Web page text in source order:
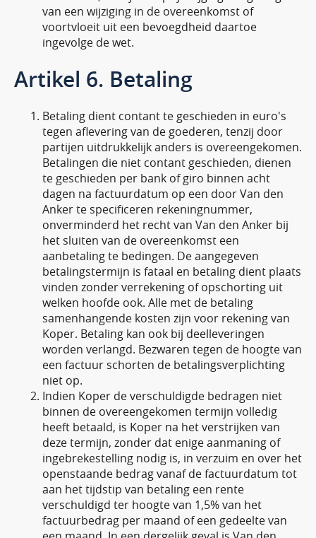
van een wijziging in de overeenkomst of
voortvloeit uit een bevoegdheid daartoe
ingevolge de wet.
Artikel 6. Betaling
Betaling dient contant te geschieden in euro's
tegen aflevering van de goederen, tenzij door
partijen uitdrukkelijk anders is overeengekomen.
Betalingen die niet contant geschieden, dienen
te geschieden per bank of giro binnen acht
dagen na factuurdatum op een door Van den
Anker te specificeren rekeningnummer,
onverminderd het recht van Van den Anker bij
het sluiten van de overeenkomst een
aanbetaling te bedingen. De aangegeven
betalingstermijn is fataal en betaling dient plaats
vinden zonder verrekening of opschorting uit
welken hoofde ook. Alle met de betaling
samenhangende kosten zijn voor rekening van
Koper. Betaling kan ook bij deelleveringen
worden verlangd. Bezwaren tegen de hoogte van
een factuur schorten de betalingsverplichting
niet op.
Indien Koper de verschuldigde bedragen niet
binnen de overeengekomen termijn volledig
heeft betaald, is Koper na het verstrijken van
deze termijn, zonder dat enige aanmaning of
ingebrekestelling nodig is, in verzuim en over het
openstaande bedrag vanaf de factuurdatum tot
aan het tijdstip van betaling een rente
verschuldigd ter hoogte van 1,5% van het
factuurbedrag per maand of een gedeelte van